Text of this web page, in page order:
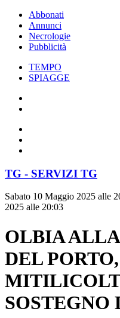
Abbonati
Annunci
Necrologie
Pubblicità
TEMPO
SPIAGGE
TG - SERVIZI TG
Sabato 10 Maggio 2025 alle
2025 alle 20:03
OLBIA
DEL
SOSTEGNO